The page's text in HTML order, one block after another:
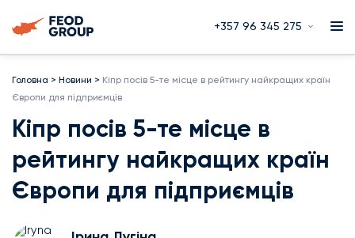
+357 96 345 275
Головна > Новини > Кіпр посів 5-те місце в рейтингу найкращих країн
Європи для підприємців
Кіпр посів 5-те місце в
рейтингу найкращих країн
Європи для підприємців